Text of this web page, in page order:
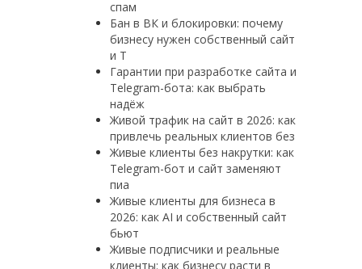
спам
Бан в ВК и блокировки: почему
бизнесу нужен собственный сайт
и T
Гарантии при разработке сайта и
Telegram-бота: как выбрать
надёж
Живой трафик на сайт в 2026: как
привлечь реальных клиентов без
Живые клиенты без накрутки: как
Telegram-бот и сайт заменяют
пиа
Живые клиенты для бизнеса в
2026: как AI и собственный сайт
бьют
Живые подписчики и реальные
клиенты: как бизнесу расти в